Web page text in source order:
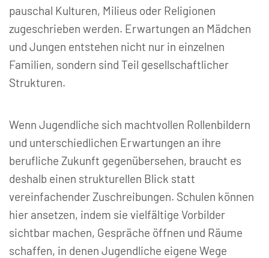
pauschal Kulturen, Milieus oder Religionen
zugeschrieben werden. Erwartungen an Mädchen
und Jungen entstehen nicht nur in einzelnen
Familien, sondern sind Teil gesellschaftlicher
Strukturen.
Wenn Jugendliche sich machtvollen Rollenbildern
und unterschiedlichen Erwartungen an ihre
berufliche Zukunft gegenübersehen, braucht es
deshalb einen strukturellen Blick statt
vereinfachender Zuschreibungen. Schulen können
hier ansetzen, indem sie vielfältige Vorbilder
sichtbar machen, Gespräche öffnen und Räume
schaffen, in denen Jugendliche eigene Wege